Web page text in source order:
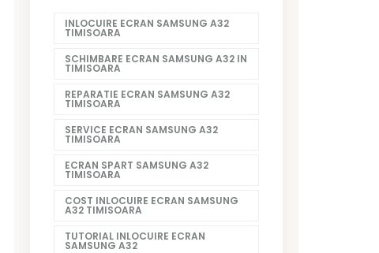
INLOCUIRE ECRAN SAMSUNG A32
TIMISOARA
SCHIMBARE ECRAN SAMSUNG A32 IN
TIMISOARA
REPARATIE ECRAN SAMSUNG A32
TIMISOARA
SERVICE ECRAN SAMSUNG A32
TIMISOARA
ECRAN SPART SAMSUNG A32
TIMISOARA
COST INLOCUIRE ECRAN SAMSUNG
A32 TIMISOARA
TUTORIAL INLOCUIRE ECRAN
SAMSUNG A32